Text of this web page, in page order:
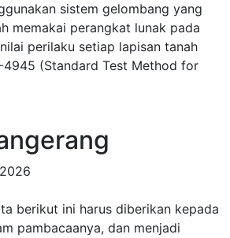
sistem gelombang yang
memakai perangkat lunak pada
perilaku setiap lapisan tanah
4945 (Standard Test Method for
berikut ini harus diberikan kepada
pambacaanya, dan menjadi